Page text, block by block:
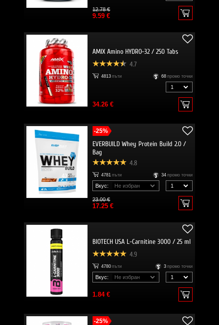
12.78 €
9.59 €
AMIX Amino HYDRO-32 / 250 Tabs
4.7
4813 пъти 68 промо точки
34.26 €
-25%
EVERBUILD Whey Protein Build 2.0 /
Bag
4.8
4781 пъти 34 промо точки
Вкус:
23.00 €
17.25 €
BIOTECH USA L-Carnitine 3000 / 25 ml
4.9
4780 пъти 3 промо точки
Вкус:
1.84 €
-25%